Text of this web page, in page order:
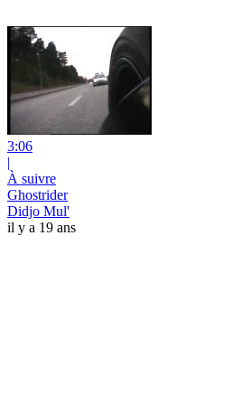
3:06
|
À suivre
Ghostrider
Didjo Mul'
il y a 19 ans